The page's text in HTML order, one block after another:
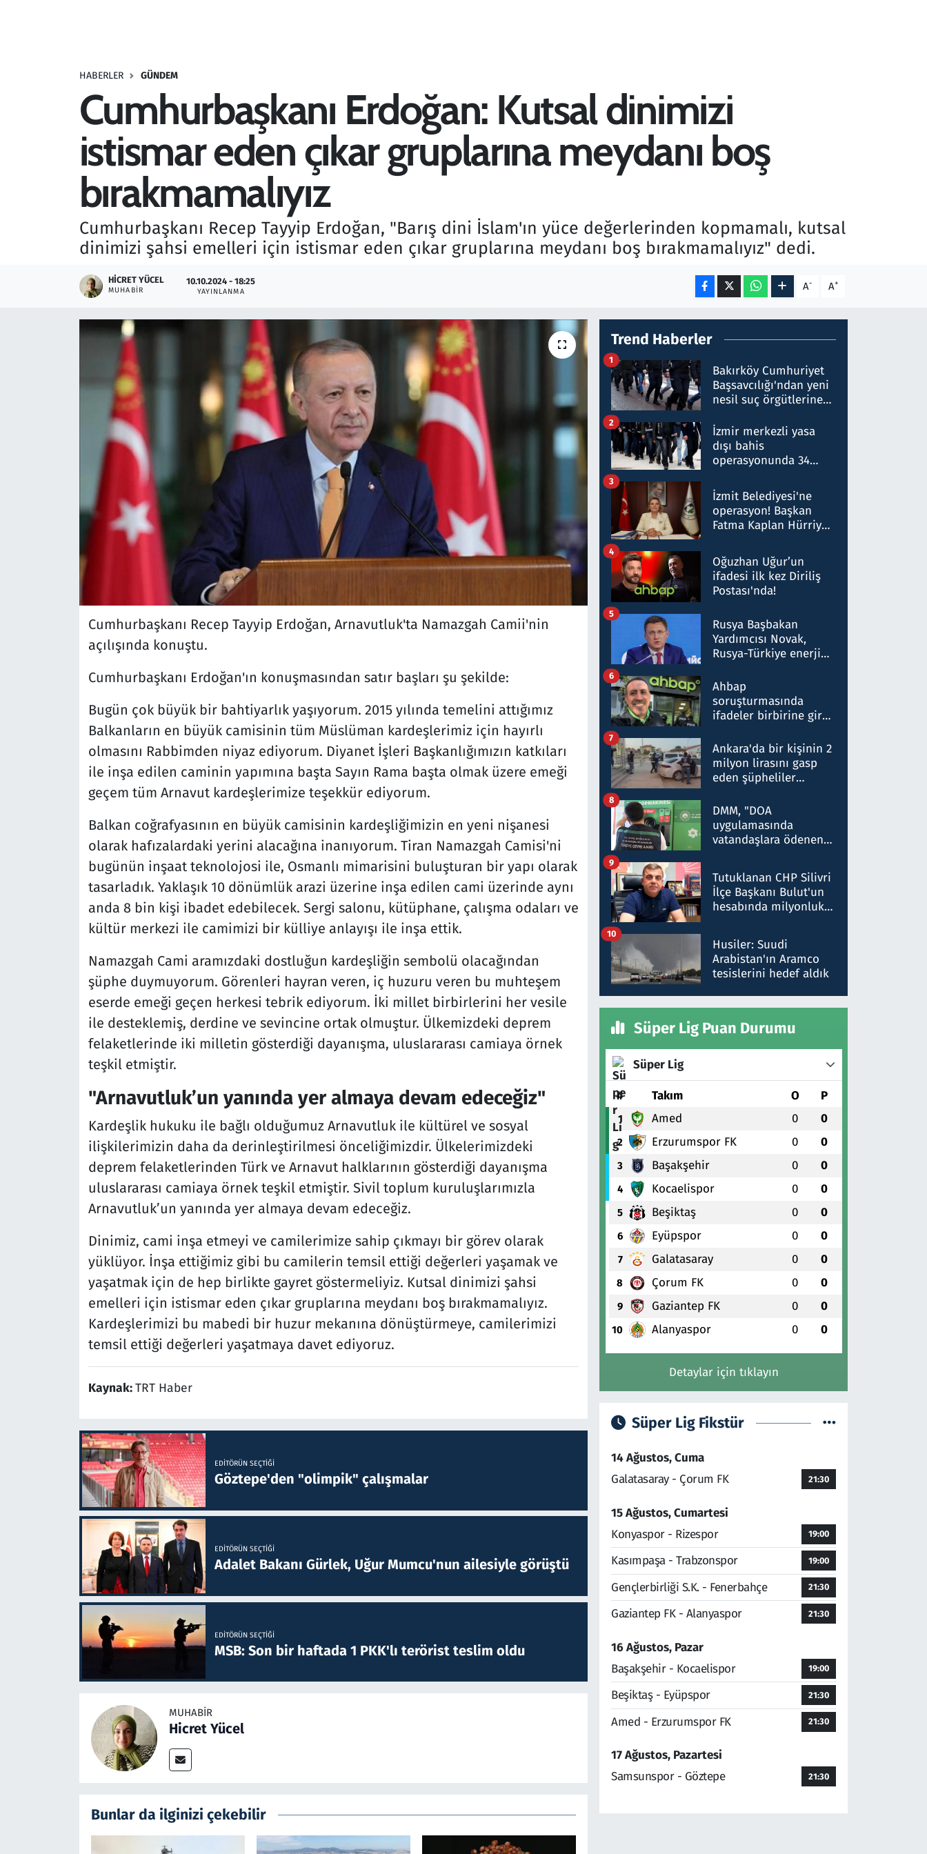
HABERLER GÜNDEM
Cumhurbaşkanı Erdoğan: Kutsal dinimizi
istismar eden çıkar gruplarına meydanı boş
bırakmamalıyız
Cumhurbaşkanı Recep Tayyip Erdoğan, "Barış dini İslam'ın yüce değerlerinden kopmamalı, kutsal
dinimizi şahsi emelleri için istismar eden çıkar gruplarına meydanı boş bırakmamalıyız" dedi.
HICRET YÜCEL
MUHABIR
10.10.2024 - 18:25
YAYINLANMA A- A+
Cumhurbaşkanı Recep Tayyip Erdoğan, Arnavutluk'ta Namazgah Camii'nin
açılışında konuştu.
Cumhurbaşkanı Erdoğan'ın konuşmasından satır başları şu şekilde:
Bugün çok büyük bir bahtiyarlık yaşıyorum. 2015 yılında temelini attığımız
Balkanların en büyük camisinin tüm Müslüman kardeşlerimiz için hayırlı
olmasını Rabbimden niyaz ediyorum. Diyanet İşleri Başkanlığımızın katkıları
ile inşa edilen caminin yapımına başta Sayın Rama başta olmak üzere emeği
geçem tüm Arnavut kardeşlerimize teşekkür ediyorum.
Balkan coğrafyasının en büyük camisinin kardeşliğimizin en yeni nişanesi
olarak hafızalardaki yerini alacağına inanıyorum. Tiran Namazgah Camisi'ni
bugünün inşaat teknolojosi ile, Osmanlı mimarisini buluşturan bir yapı olarak
tasarladık. Yaklaşık 10 dönümlük arazi üzerine inşa edilen cami üzerinde aynı
anda 8 bin kişi ibadet edebilecek. Sergi salonu, kütüphane, çalışma odaları ve
kültür merkezi ile camimizi bir külliye anlayışı ile inşa ettik.
Namazgah Cami aramızdaki dostluğun kardeşliğin sembolü olacağından
şüphe duymuyorum. Görenleri hayran veren, iç huzuru veren bu muhteşem
eserde emeği geçen herkesi tebrik ediyorum. İki millet birbirlerini her vesile
ile desteklemiş, derdine ve sevincine ortak olmuştur. Ülkemizdeki deprem
felaketlerinde iki milletin gösterdiği dayanışma, uluslararası camiaya örnek
teşkil etmiştir.
"Arnavutluk’un yanında yer almaya devam edeceğiz"
Kardeşlik hukuku ile bağlı olduğumuz Arnavutluk ile kültürel ve sosyal
ilişkilerimizin daha da derinleştirilmesi önceliğimizdir. Ülkelerimizdeki
deprem felaketlerinden Türk ve Arnavut halklarının gösterdiği dayanışma
uluslararası camiaya örnek teşkil etmiştir. Sivil toplum kuruluşlarımızla
Arnavutluk’un yanında yer almaya devam edeceğiz.
Dinimiz, cami inşa etmeyi ve camilerimize sahip çıkmayı bir görev olarak
yüklüyor. İnşa ettiğimiz gibi bu camilerin temsil ettiği değerleri yaşamak ve
yaşatmak için de hep birlikte gayret göstermeliyiz. Kutsal dinimizi şahsi
emelleri için istismar eden çıkar gruplarına meydanı boş bırakmamalıyız.
Kardeşlerimizi bu mabedi bir huzur mekanına dönüştürmeye, camilerimizi
temsil ettiği değerleri yaşatmaya davet ediyoruz.
Kaynak:TRT Haber
EDITÖRÜN SEÇTIĞI
Göztepe'den "olimpik" çalışmalar
EDITÖRÜN SEÇTIĞI
Adalet Bakanı Gürlek, Uğur Mumcu'nun ailesiyle görüştü
EDITÖRÜN SEÇTIĞI
MSB: Son bir haftada 1 PKK'lı terörist teslim oldu
MUHABIR
Hicret Yücel
Bunlar da ilginizi çekebilir
Trend Haberler
Bakırköy Cumhuriyet
Başsavcılığı'ndan yeni
nesil suç örgütlerine
hakkında gözaltı kararı
1
İzmir merkezli yasa
dışı bahis
operasyonunda 34
Milyar liralık para
trafiği tespit edildi
2
İzmit Belediyesi'ne
operasyon! Başkan
Fatma Kaplan Hürriyet
3
Oğuzhan Uğur’un
ifadesi ilk kez Diriliş
Postası'nda!
4
Rusya Başbakan
Yardımcısı Novak,
Rusya-Türkiye enerji
nitelikte olduğunu
belirtti
5
Ahbap
soruşturmasında
ifadeler birbirine girdi:
ifadelerinden ortaya
çıkan tablo şok etti
6
Ankara'da bir kişinin 2
milyon lirasını gasp
eden şüpheliler
7
DMM, "DOA
uygulamasında
vatandaşlara ödenen
düşürüldüğü" iddiasını
yalanladı
8
Tutuklanan CHP Silivri
İlçe Başkanı Bulut'un
hesabında milyonluk
talimat verdi, ben
gönderdim
9
Husiler: Suudi
Arabistan'ın Aramco
tesislerini hedef aldık
10
Süper Lig Puan Durumu
Süper Lig
# Takım O P
1 Amed 0 0
2 Erzurumspor FK 0 0
3 Başakşehir 0 0
4 Kocaelispor 0 0
5 Beşiktaş 0 0
6 Eyüpspor 0 0
7 Galatasaray 0 0
8 Çorum FK 0 0
9 Gaziantep FK 0 0
10 Alanyaspor 0 0
Detaylar için tıklayın
Süper Lig Fikstür
14 Ağustos, Cuma
Galatasaray - Çorum FK
21:30
15 Ağustos, Cumartesi
Konyaspor - Rizespor
19:00
Kasımpaşa - Trabzonspor 19:00
Gençlerbirliği S.K. - Fenerbahçe 21:30
Gaziantep FK - Alanyaspor 21:30
16 Ağustos, Pazar
Başakşehir - Kocaelispor
19:00
Beşiktaş - Eyüpspor 21:30
Amed - Erzurumspor FK 21:30
17 Ağustos, Pazartesi
Samsunspor - Göztepe
21:30
Savunma Sanayi
Seçim 2023
Teknoloji ve Bilim
Televizyon